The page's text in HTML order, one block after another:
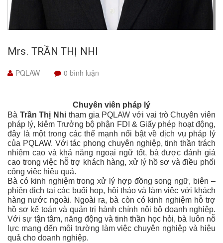
Mrs. TRẦN THỊ NHI
PQLAW 0 bình luận
Chuyên viên pháp lý
Bà Trần Thị Nhi tham gia PQLAW với vai trò Chuyên viên
pháp lý, kiêm Trưởng bộ phận FDI & Giấy phép hoạt động,
đây là một trong các thế mạnh nổi bật về dịch vụ pháp lý
của PQLAW. Với tác phong chuyên nghiệp, tinh thần trách
nhiệm cao và khả năng ngoại ngữ tốt, bà được đánh giá
cao trong việc hỗ trợ khách hàng, xử lý hồ sơ và điều phối
công việc hiệu quả.
Bà có kinh nghiệm trong xử lý hợp đồng song ngữ, biên –
phiên dịch tại các buổi họp, hội thảo và làm việc với khách
hàng nước ngoài. Ngoài ra, bà còn có kinh nghiệm hỗ trợ
hồ sơ kế toán và quản trị hành chính nội bộ doanh nghiệp.
Với sự tận tâm, năng động và tinh thần học hỏi, bà luôn nỗ
lực mang đến môi trường làm việc chuyên nghiệp và hiệu
quả cho doanh nghiệp.